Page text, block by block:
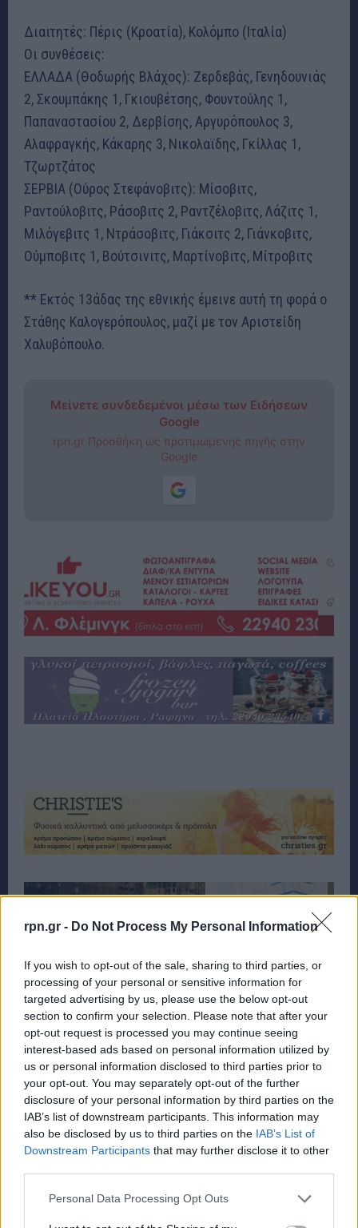
rpn.gr - Do Not Process My Personal Information
If you wish to opt-out of the sale, sharing to third parties, or
processing of your personal or sensitive information for
targeted advertising by us, please use the below opt-out
section to confirm your selection. Please note that after your
opt-out request is processed you may continue seeing
interest-based ads based on personal information utilized by
us or personal information disclosed to third parties prior to
your opt-out. You may separately opt-out of the further
disclosure of your personal information by third parties on the
IAB’s list of downstream participants. This information may
also be disclosed by us to third parties on the IAB’s List of
Downstream Participants that may further disclose it to other
Personal Data Processing Opt Outs
Διαιτητές: Πέρις (Κροατία), Κολόμπο (Ιταλία)
Οι συνθέσεις:
ΕΛΛΑΔΑ (Θοδωρής Βλάχος): Ζερδεβάς, Γενηδουνιάς
2, Σκουμπάκης 1, Γκιουβέτσης, Φουντούλης 1,
Παπαναστασίου 2, Δερβίσης, Αργυρόπουλος 3,
Αλαφραγκής, Κάκαρης 3, Νικολαϊδης, Γκίλλας 1,
Τζωρτζάτος
ΣΕΡΒΙΑ (Ούρος Στεφάνοβιτς): Μίσοβιτς,
Ραντούλοβιτς, Ράσοβιτς 2, Ραντζέλοβιτς, Λάζιτς 1,
Μιλόγεβιτς 1, Ντράσοβιτς, Γιάκσιτς 2, Γιάνκοβιτς,
Ούμποβιτς 1, Βούτσινιτς, Μαρτίνοβιτς, Μίτροβιτς
** Εκτός 13άδας της εθνικής έμεινε αυτή τη φορά ο
Στάθης Καλογερόπουλος, μαζί με τον Αριστείδη
Χαλυβόπουλο.
Μείνετε συνδεδεμένοι μέσω των Ειδήσεων
Google
rpn.gr Προσθήκη ως προτιμώμενης πηγής στην
Google